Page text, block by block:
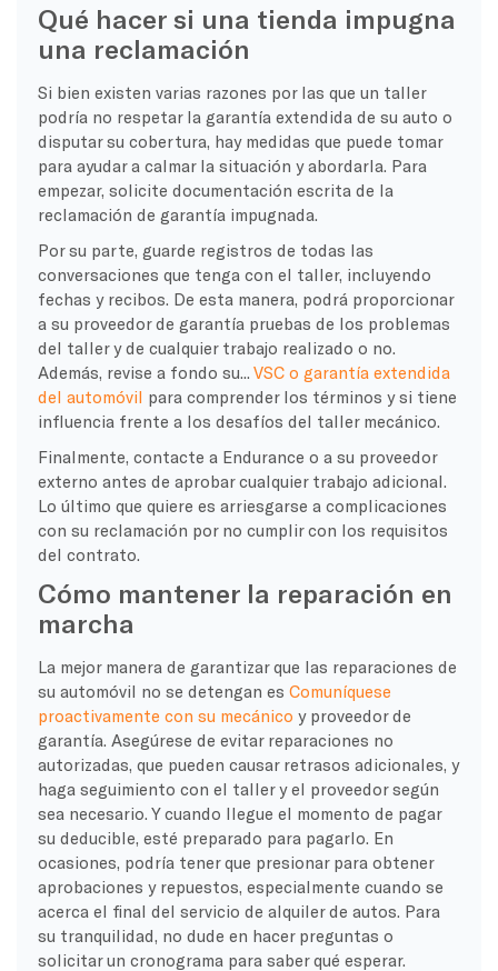
Qué hacer si una tienda impugna
una reclamación
Si bien existen varias razones por las que un taller
podría no respetar la garantía extendida de su auto o
disputar su cobertura, hay medidas que puede tomar
para ayudar a calmar la situación y abordarla. Para
empezar, solicite documentación escrita de la
reclamación de garantía impugnada.
Por su parte, guarde registros de todas las
conversaciones que tenga con el taller, incluyendo
fechas y recibos. De esta manera, podrá proporcionar
a su proveedor de garantía pruebas de los problemas
del taller y de cualquier trabajo realizado o no.
Además, revise a fondo su... VSC o garantía extendida
del automóvil para comprender los términos y si tiene
influencia frente a los desafíos del taller mecánico.
Finalmente, contacte a Endurance o a su proveedor
externo antes de aprobar cualquier trabajo adicional.
Lo último que quiere es arriesgarse a complicaciones
con su reclamación por no cumplir con los requisitos
del contrato.
Cómo mantener la reparación en
marcha
La mejor manera de garantizar que las reparaciones de
su automóvil no se detengan es Comuníquese
proactivamente con su mecánico y proveedor de
garantía. Asegúrese de evitar reparaciones no
autorizadas, que pueden causar retrasos adicionales, y
haga seguimiento con el taller y el proveedor según
sea necesario. Y cuando llegue el momento de pagar
su deducible, esté preparado para pagarlo. En
ocasiones, podría tener que presionar para obtener
aprobaciones y repuestos, especialmente cuando se
acerca el final del servicio de alquiler de autos. Para
su tranquilidad, no dude en hacer preguntas o
solicitar un cronograma para saber qué esperar.